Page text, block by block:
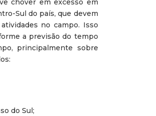
chover em excesso em
Sul do país, que devem
no campo. Isso
a previsão do tempo
principalmente sobre
do Sul;